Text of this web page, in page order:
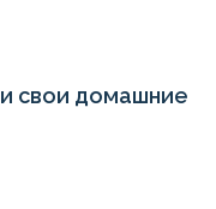
свои домашние